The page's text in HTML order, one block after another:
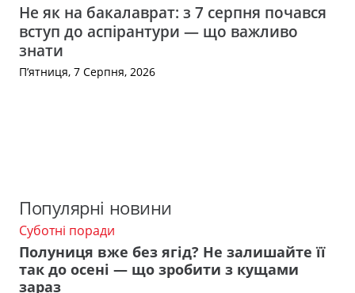
Не як на бакалаврат: з 7 серпня почався
вступ до аспірантури — що важливо
знати
П’ятниця, 7 Серпня, 2026
Популярні новини
Суботні поради
Полуниця вже без ягід? Не залишайте її
так до осені — що зробити з кущами
зараз